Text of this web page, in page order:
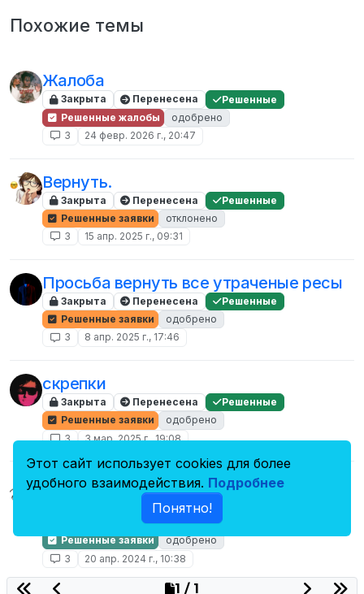
Похожие темы
Жалоба
Закрыта Перенесена
Решенные
Решенные жалобы
одобрено
3
24 февр. 2026 г., 20:47
Вернуть.
Закрыта Перенесена
Решенные
Решенные заявки
отклонено
3
15 апр. 2025 г., 09:31
Просьба вернуть все утраченые ресы
Закрыта Перенесена
Решенные
Решенные заявки
одобрено
3
8 апр. 2025 г., 17:46
скрепки
Закрыта Перенесена
Решенные
Решенные заявки
одобрено
3
3 мар. 2025 г., 19:08
Заявка в команду игровых мастеров |
Перенесена
Решенные
Решенные заявки
одобрено
3
20 апр. 2024 г., 10:38
1 / 1
Этот сайт использует cookies для более
удобного взаимодействия. Подробнее
Понятно!